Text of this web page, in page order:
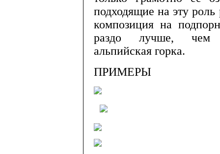
подходящие на эту
композиция на
раздо лучше, чем
альпийская горка.
ПРИМЕРЫ